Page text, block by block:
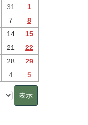
31
1
7
8
14
15
21
22
28
29
4 5